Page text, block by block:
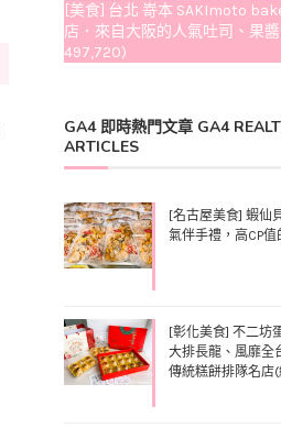
[美食] 台北 嵜本 SAKImoto
店．來自大阪的人氣吐司、果
497,720)
GA4 即時熱門文章 GA4
ARTICLES
[名古屋美食] 蝦仙
氣伴手禮，高CP
[彰化美食] 不二坊
大排長龍、風靡全
傳統糕餅排隊名店